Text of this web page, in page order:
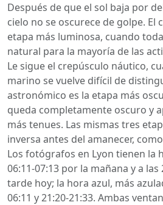
Después de que el sol baja por
cielo no se oscurece de golpe. El
etapa más luminosa, cuando
natural para la mayoría de las
Le sigue el crepúsculo náutico,
marino se vuelve difícil de
astronómico es la etapa más
queda completamente oscuro y
más tenues. Las mismas tres
inversa antes del amanecer,
Los fotógrafos en Lyon tienen la
06:11-07:13 por la mañana y a las
tarde hoy; la hora azul, más
06:11 y 21:20-21:33. Ambas